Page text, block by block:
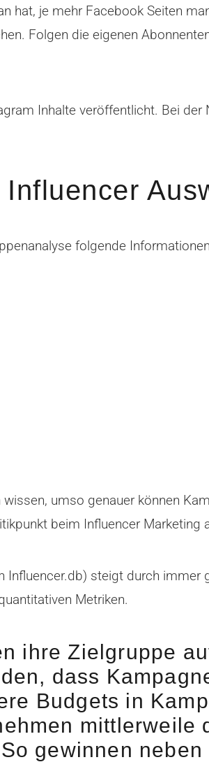
hat, je mehr Facebook Seiten
Folgen die eigenen
Inhalte veröffentlicht. Bei
folgende
umso genauer können
beim Influencer Marketing
Influencer.db) steigt durch
Metriken.
ihre Zielgruppe
dass
Budgets in
mittlerweile
gewinnen